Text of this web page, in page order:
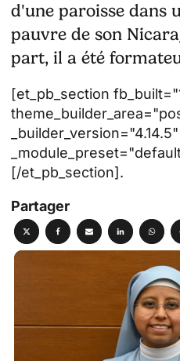
d'une paroisse dans
pauvre de son
part, il a été
[et_pb_section
_builder_version="4.14.5"
[/et_pb_section].
Partager